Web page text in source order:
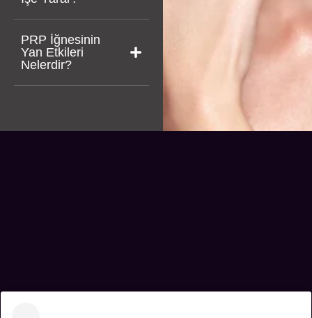
PRP İğnesinin
Yan Etkileri
Nelerdir?